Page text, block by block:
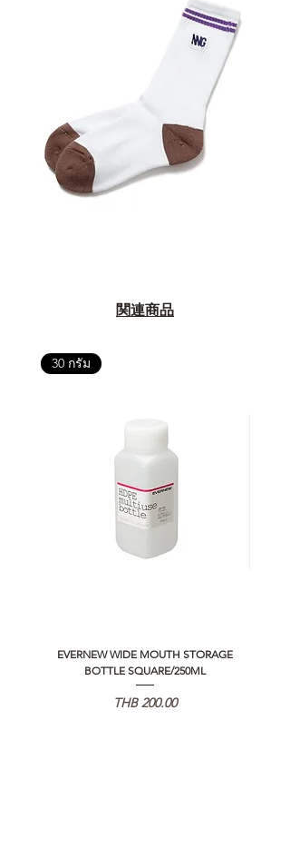
関連商品
30 กรัม
EVERNEW WIDE MOUTH STORAGE
BOTTLE SQUARE/250ML
価格
THB 200.00